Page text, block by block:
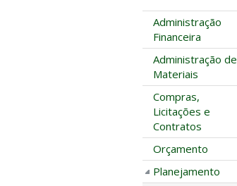
Administração
Financeira
Administração de
Materiais
Compras,
Licitações e
Contratos
Orçamento
Planejamento